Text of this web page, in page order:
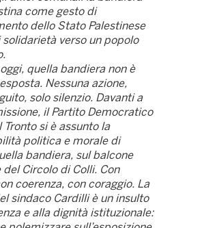
come gesto di
dello Stato Palestinese
solidarietà verso un popolo
quella bandiera non è
Nessuna azione,
solo silenzio. Davanti a
il Partito Democratico
Tronto si è assunto la
politica e morale di
bandiera, sul balcone
del Circolo di Colli. Con
coerenza, con coraggio. La
sindaco Cardilli è un insulto
e alla dignità istituzionale: